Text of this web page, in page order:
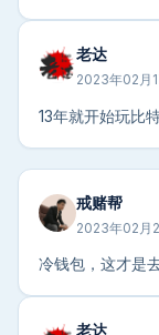
老达
2023年02月
13年就开始玩比
戒赌帮
2023年02月
冷钱包，这才是
老达